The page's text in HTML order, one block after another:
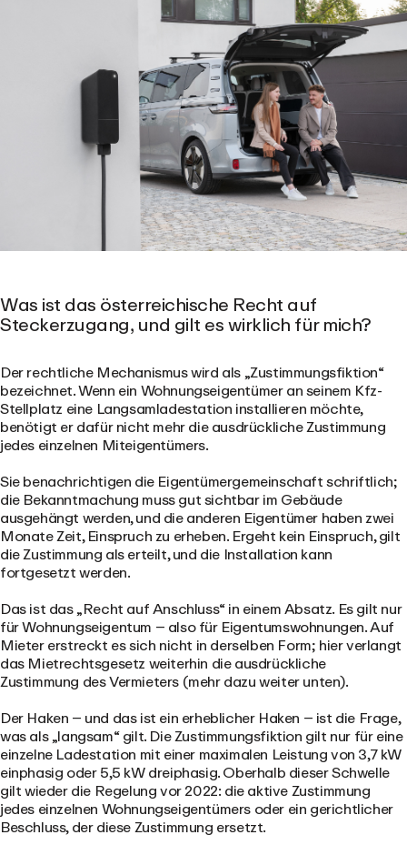
Was ist das österreichische Recht auf
Steckerzugang, und gilt es wirklich für mich?
Der rechtliche Mechanismus wird als „Zustimmungsfiktion“
bezeichnet. Wenn ein Wohnungseigentümer an seinem Kfz-
Stellplatz eine Langsamladestation installieren möchte,
benötigt er dafür nicht mehr die ausdrückliche Zustimmung
jedes einzelnen Miteigentümers.
Sie benachrichtigen die Eigentümergemeinschaft schriftlich;
die Bekanntmachung muss gut sichtbar im Gebäude
ausgehängt werden, und die anderen Eigentümer haben zwei
Monate Zeit, Einspruch zu erheben. Ergeht kein Einspruch, gilt
die Zustimmung als erteilt, und die Installation kann
fortgesetzt werden.
Das ist das „Recht auf Anschluss“ in einem Absatz. Es gilt nur
für Wohnungseigentum – also für Eigentumswohnungen. Auf
Mieter erstreckt es sich nicht in derselben Form; hier verlangt
das Mietrechtsgesetz weiterhin die ausdrückliche
Zustimmung des Vermieters (mehr dazu weiter unten).
Der Haken – und das ist ein erheblicher Haken – ist die Frage,
was als „langsam“ gilt. Die Zustimmungsfiktion gilt nur für eine
einzelne Ladestation mit einer maximalen Leistung von3,7 kW
einphasig oder 5,5 kW dreiphasig. Oberhalb dieser Schwelle
gilt wieder die Regelung vor 2022: die aktive Zustimmung
jedes einzelnen Wohnungseigentümers oder ein gerichtlicher
Beschluss, der diese Zustimmung ersetzt.